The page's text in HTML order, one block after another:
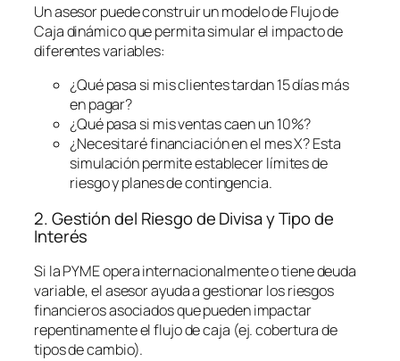
Un asesor puede construir un modelo de Flujo de
Caja dinámico que permita simular el impacto de
diferentes variables:
¿Qué pasa si mis clientes tardan 15 días más
en pagar?
¿Qué pasa si mis ventas caen un 10%?
¿Necesitaré financiación en el mes X? Esta
simulación permite establecer límites de
riesgo y planes de contingencia.
2. Gestión del Riesgo de Divisa y Tipo de
Interés
Si la PYME opera internacionalmente o tiene deuda
variable, el asesor ayuda a gestionar los riesgos
financieros asociados que pueden impactar
repentinamente el flujo de caja (ej. cobertura de
tipos de cambio).